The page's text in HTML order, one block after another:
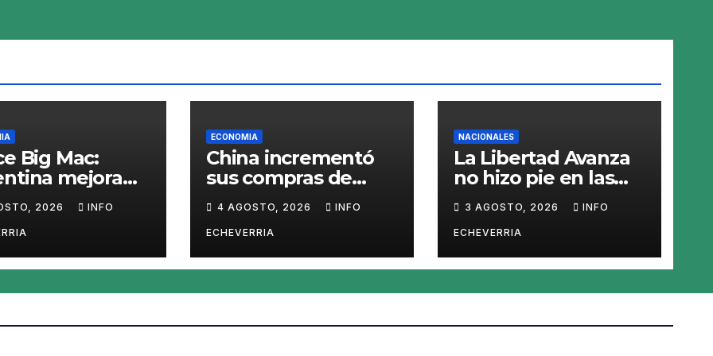
Big Mac:
mejora
ranking, pero
sigue
un
2026 INFO
ECONOMIA
China incrementó
sus compras de
carne y podría
abrirse una
oportunidad para la
Argentina
4 AGOSTO, 2026 INFO
ECHEVERRIA
NACIONALES
La Libertad Avanza
no hizo pie en las
elecciones de
Santiago del Estero
y perdió en los 26
municipios
3 AGOSTO, 2026 INFO
ECHEVERRIA